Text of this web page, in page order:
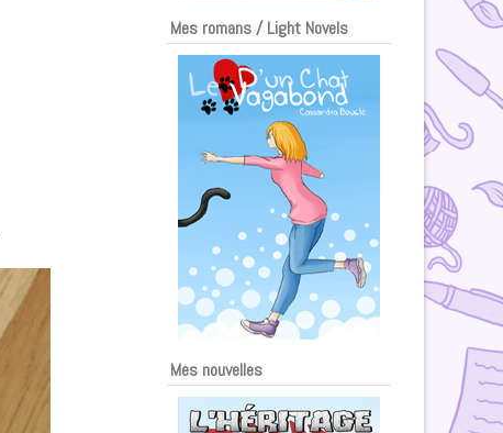
Mes romans / Light Novels
Mes nouvelles